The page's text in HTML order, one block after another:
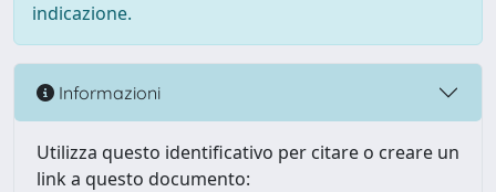
indicazione.
Informazioni
Utilizza questo identificativo per citare o creare un
link a questo documento: